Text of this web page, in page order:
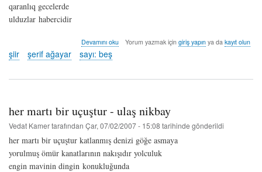
qaranlıq gecelerde
ulduzlar habercidir
***
-
şerif
hakkında
Devamını oku Yorum yazmak için giriş yapınya da kayıt olun
şiir şerif ağayar sayı: beş
her martı bir uçuştur - ulaş nikbay
Vedat Kamertarafından Çar, 07/02/2007 - 15:08 tarihinde gönderildi
her martı bir uçuştur katlanmış denizi göğe asmaya
yorulmuş ömür kanatlarının nakışıdır yolculuk
engin mavinin dingin konukluğunda